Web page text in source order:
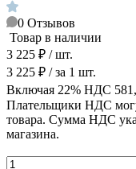
0 Отзывов
Товар в наличии
3 225 ₽ / шт.
3 225 ₽ / за 1 шт.
Включая 22% НДС
Плательщики НДС
товара. Сумма НДС
магазина.